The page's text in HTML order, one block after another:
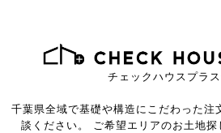
チェックハウスプラ
千葉県全域で基礎や構造にこだわった注
談ください。
ご希望エリアのお土地探